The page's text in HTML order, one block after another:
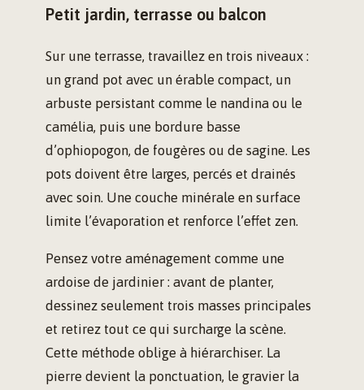
Petit jardin, terrasse ou balcon
Sur une terrasse, travaillez en trois niveaux :
un grand pot avec un érable compact, un
arbuste persistant comme le nandina ou le
camélia, puis une bordure basse
d’ophiopogon, de fougères ou de sagine. Les
pots doivent être larges, percés et drainés
avec soin. Une couche minérale en surface
limite l’évaporation et renforce l’effet zen.
Pensez votre aménagement comme une
ardoise de jardinier : avant de planter,
dessinez seulement trois masses principales
et retirez tout ce qui surcharge la scène.
Cette méthode oblige à hiérarchiser. La
pierre devient la ponctuation, le gravier la